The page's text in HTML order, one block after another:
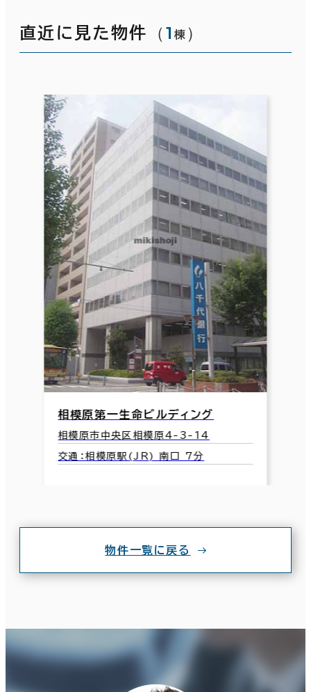
直近に見た物件 （1 棟 ）
相模原第一生命ビルディング
相模原市中央区相模原4-3-14
交通：相模原駅(JR) 南口 7分
物件一覧に戻る